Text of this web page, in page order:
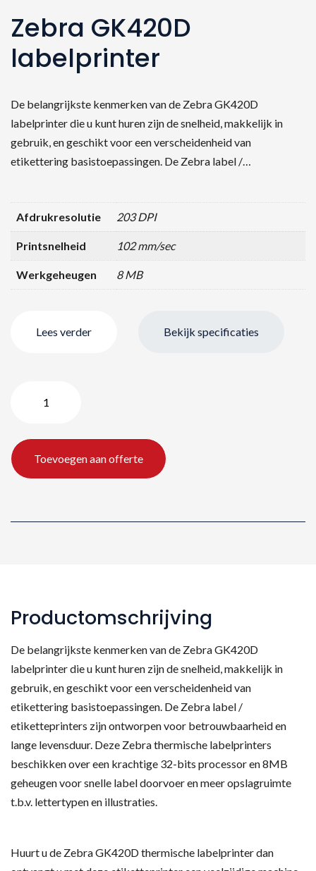
Zebra GK420D
labelprinter
De belangrijkste kenmerken van de Zebra GK420D
labelprinter die u kunt huren zijn de snelheid, makkelijk in
gebruik, en geschikt voor een verscheidenheid van
etikettering basistoepassingen. De Zebra label /…
Afdrukresolutie 203 DPI
Printsnelheid 102 mm/sec
Werkgeheugen 8 MB
Lees verder Bekijk specificaties
GK420D
aantal
Toevoegen aan offerte
Productomschrijving
De belangrijkste kenmerken van de Zebra GK420D
labelprinter die u kunt huren zijn de snelheid, makkelijk in
gebruik, en geschikt voor een verscheidenheid van
etikettering basistoepassingen. De Zebra label /
etiketteprinters zijn ontworpen voor betrouwbaarheid en
lange levensduur. Deze Zebra thermische labelprinters
beschikken over een krachtige 32-bits processor en 8MB
geheugen voor snelle label doorvoer en meer opslagruimte
t.b.v. lettertypen en illustraties.
Huurt u de Zebra GK420D thermische labelprinter dan